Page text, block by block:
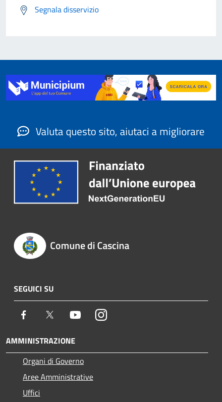
Segnala disservizio
Valuta questo sito, aiutaci a migliorare
Comune di Cascina
SEGUICI SU
Facebook Twitter YoutubeInstagram
AMMINISTRAZIONE
Organi di Governo
Aree Amministrative
Uffici